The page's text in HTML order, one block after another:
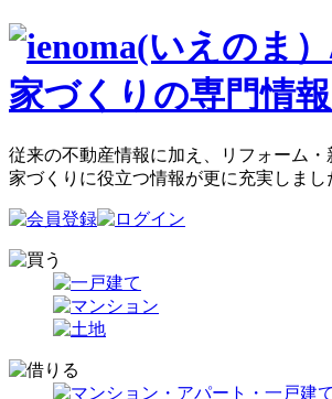
従来の不動産情報に加え、リフォーム・
家づくりに役立つ情報が更に充実しまし